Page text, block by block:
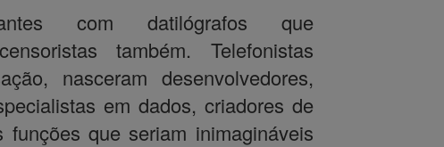
com datilógrafos que
também. Telefonistas
nasceram desenvolvedores,
em dados, criadores de
funções que seriam inimagináveis